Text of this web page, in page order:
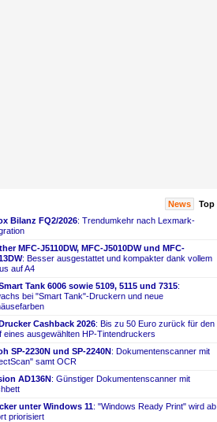
News
Top
Bilanz FQ2/2026: Trendumkehr nach Lexmark-
MFC-​J5110DW, MFC-​J5010DW und MFC-
: Besser ausgestattet und kompakter dank vollem
auf A4
Tank 6006 sowie 5109, 5115 und 7315:
bei "Smart Tank"-​Druckern und neue
Cashback 2026: Bis zu 50 Euro zurück für den
eines ausgewählten HP-​Tintendruckers
SP-​2230N und SP-​2240N: Dokumentenscanner mit
samt OCR
AD136N: Günstiger Dokumentenscanner mit
unter Windows 11: "Windows Ready Print" wird ab
priorisiert